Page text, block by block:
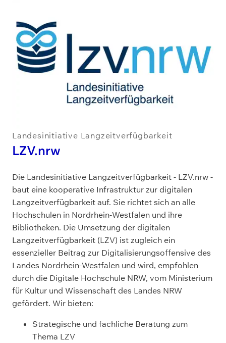
Landesinitiative Langzeitverfügbarkeit
LZV.nrw
Die Landesinitiative Langzeitverfügbarkeit - LZV.nrw -
baut eine kooperative Infrastruktur zur digitalen
Langzeitverfügbarkeit auf. Sie richtet sich an alle
Hochschulen in Nordrhein-Westfalen und ihre
Bibliotheken. Die Umsetzung der digitalen
Langzeitverfügbarkeit (LZV) ist zugleich ein
essenzieller Beitrag zur Digitalisierungsoffensive des
Landes Nordrhein-Westfalen und wird, empfohlen
durch die Digitale Hochschule NRW, vom Ministerium
für Kultur und Wissenschaft des Landes NRW
gefördert. Wir bieten:
Strategische und fachliche Beratung zum
Thema LZV